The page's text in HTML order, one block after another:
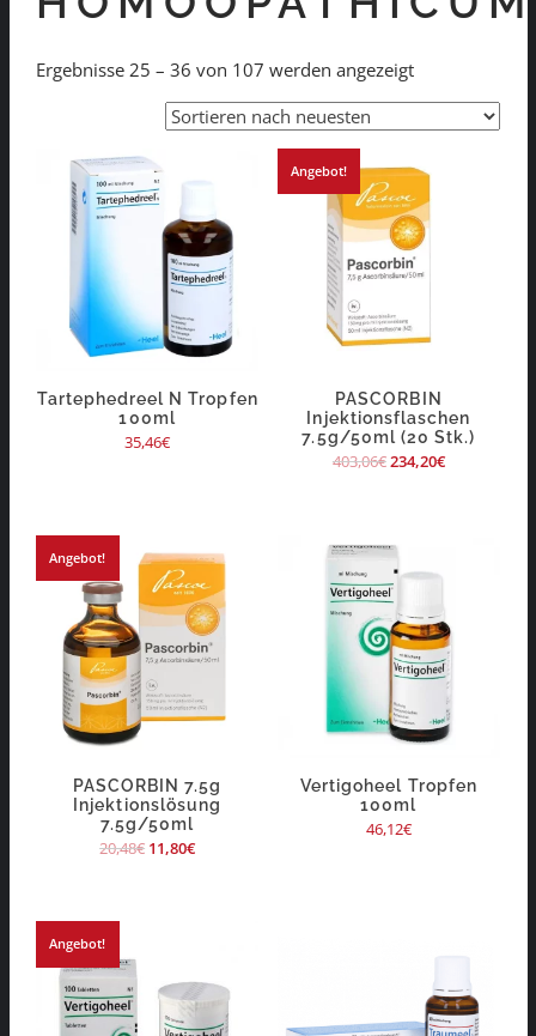
Ergebnisse 25 – 36 von 107 werden angezeigt
Tartephedreel N Tropfen
100ml
35,46€
Angebot!
PASCORBIN
Injektionsflaschen
7.5g/50ml (20 Stk.)
403,06€234,20€
Angebot!
PASCORBIN 7.5g
Injektionslösung
7.5g/50ml
20,48€ 11,80€
Vertigoheel Tropfen
100ml
46,12€
Angebot!